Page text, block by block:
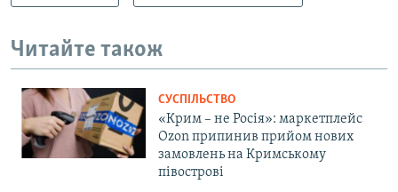
Читайте також
СУСПІЛЬСТВО
«Крим – не Росія»: маркетплейс
Ozon припинив прийом нових
замовлень на Кримському
півострові